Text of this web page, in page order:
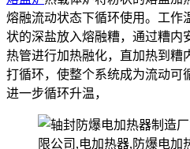
熔融流动状态下循环使用。工
状的深盐放入熔融糟，通过糟内
热管进行加热融化，直加热到糟
打循环，使整个系统成为流动可
进一步循环升温，